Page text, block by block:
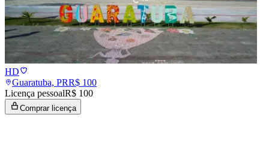
HD
Guaratuba, PRR$ 100
Licença pessoalR$ 100
Comprar licença